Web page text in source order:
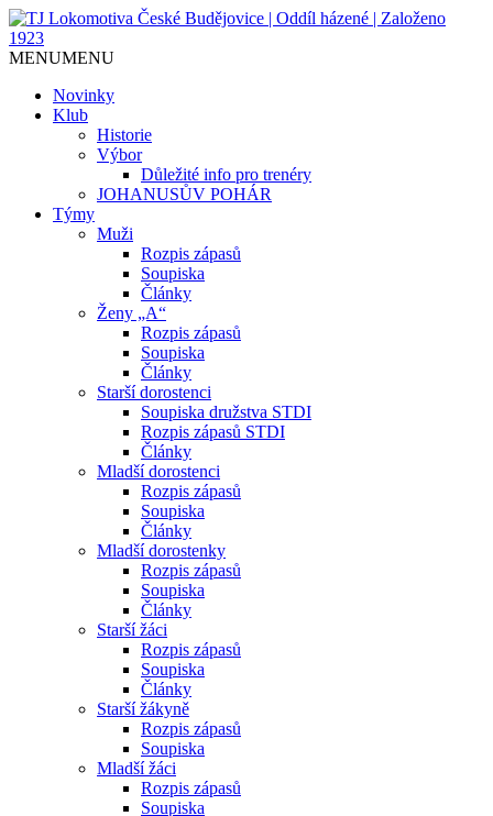
TJ Lokomotiva České
Budějovice | Oddíl házené |
Založeno 1923
Jediný házenkářský klub v Českých
MENUMENU
Novinky
Klub
Historie
Výbor
Důležité info pro trenéry
JOHANUSŮV POHÁR
Týmy
Muži
Rozpis zápasů
Soupiska
Články
Ženy „A“
Rozpis zápasů
Soupiska
Články
Starší dorostenci
Soupiska družstva STDI
Rozpis zápasů STDI
Články
Mladší dorostenci
Rozpis zápasů
Soupiska
Články
Mladší dorostenky
Rozpis zápasů
Soupiska
Články
Starší žáci
Rozpis zápasů
Soupiska
Články
Starší žákyně
Rozpis zápasů
Soupiska
Mladší žáci
Rozpis zápasů
Soupiska